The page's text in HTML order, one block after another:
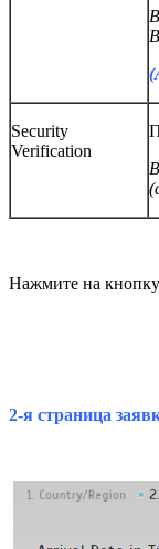
(
Security
Verification
Нажмите на кнопку
2-я страница